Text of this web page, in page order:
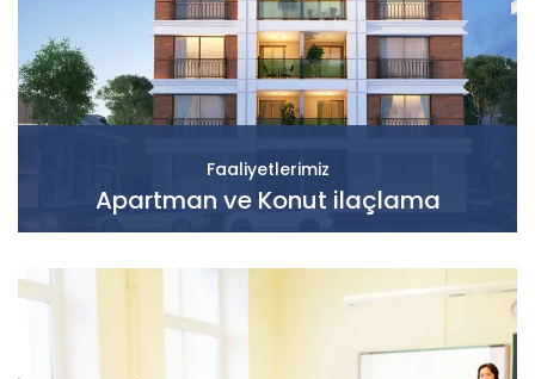
Faaliyetlerimiz
Apartman ve Konut ilaçlama